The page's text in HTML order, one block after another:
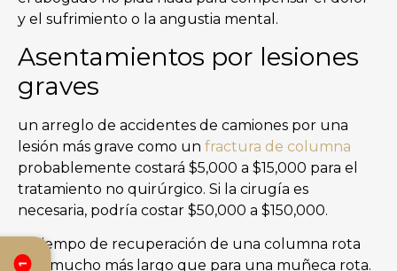
y el sufrimiento o la angustia mental.
Asentamientos por lesiones
graves
un arreglo de accidentes de camiones por una
lesión más grave como un fractura de columna
probablemente costará $5,000 a $15,000 para el
tratamiento no quirúrgico. Si la cirugía es
necesaria, podría costar $50,000 a $150,000.
El tiempo de recuperación de una columna rota
será mucho más largo que para una muñeca rota.
1